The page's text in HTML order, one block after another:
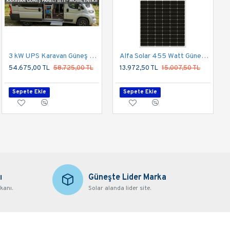
4mm2 SOLAR KABLO
65,61 TL 70,47 TL
Sepete Ekle
3 kW UPS Karavan Güneş Enerji Sistemi Paketi (855Wp Panel & 300Ah Depolama)
54.675,00 TL 58.725,00 TL
Sepete Ekle
Alfa Solar 455 Watt Güneş Paneli Half Cut Multi Busbar Monokristal
13.972,50 TL 15.007,50 TL
Sepete Ekle
Güneşte Lider Marka
Solar alanda lider site.